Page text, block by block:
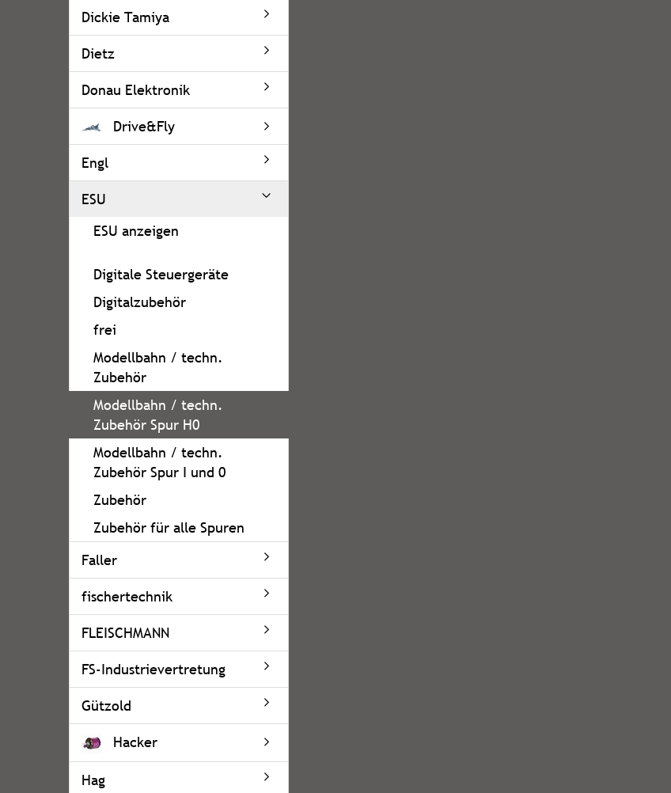
Dickie Tamiya
Dietz
Donau Elektronik
Drive&Fly
Engl
ESU
ESU anzeigen
Digitale Steuergeräte
Digitalzubehör
frei
Modellbahn / techn.
Zubehör
Modellbahn / techn.
Zubehör Spur H0
Modellbahn / techn.
Zubehör Spur I und 0
Zubehör
Zubehör für alle Spuren
Faller
fischertechnik
FLEISCHMANN
FS-Industrievertretung
Gützold
Hacker
Hag